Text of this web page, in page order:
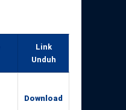
Link
Unduh
Download